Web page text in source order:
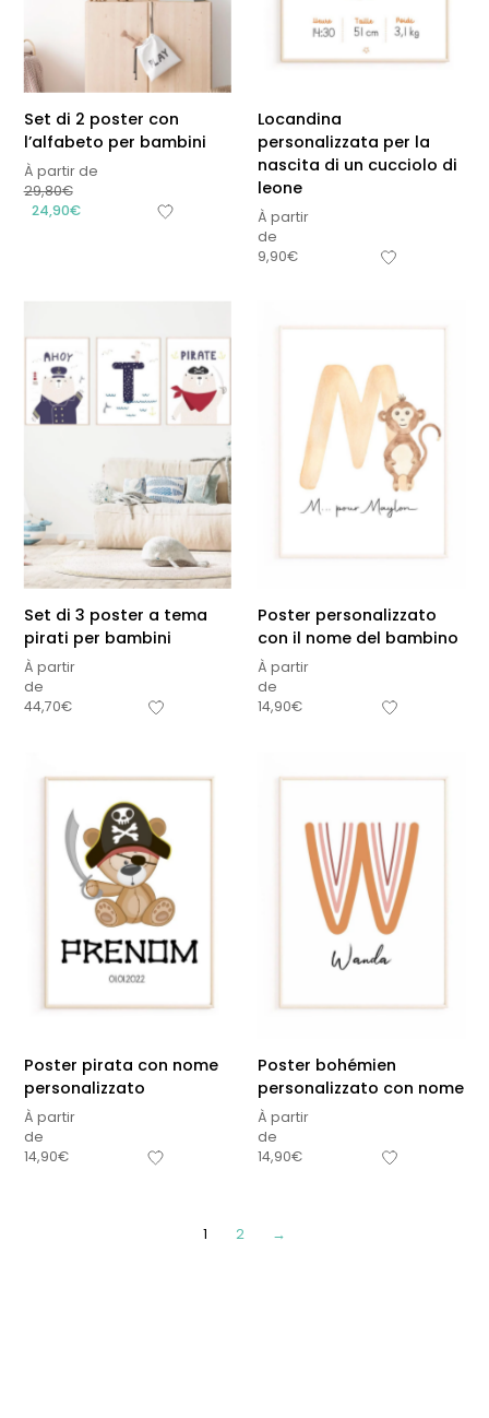
Set di 2 poster con
l’alfabeto per bambini
À partir de
29,80€
24,90€
Locandina
personalizzata per la
nascita di un cucciolo di
leone
À partir
de
9,90€
Set di 3 poster a tema
pirati per bambini
À partir
de
44,70€
Poster personalizzato
con il nome del bambino
À partir
de
14,90€
Poster pirata con nome
personalizzato
À partir
de
14,90€
Poster bohémien
personalizzato con nome
À partir
de
14,90€
1 2 →